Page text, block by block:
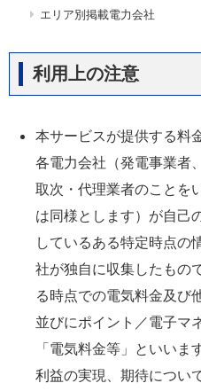
エリア別掲載電力会社
利用上の注意
本サービスが提供する料
各電力会社（発電事業者
取次・代理業者のことを
は同様とします）が自己
しているある特定時点の
社が独自に収集したもの
る時点での電気料金及び
並びにポイント／電子マ
「電気料金等」といい
利益の実現、期待につい